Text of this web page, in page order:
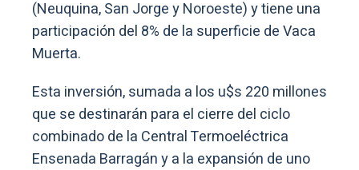
(Neuquina, San Jorge y Noroeste) y tiene una
participación del 8% de la superficie de Vaca
Muerta.
Esta inversión, sumada a los u$s 220 millones
que se destinarán para el cierre del ciclo
combinado de la Central Termoeléctrica
Ensenada Barragán y a la expansión de uno